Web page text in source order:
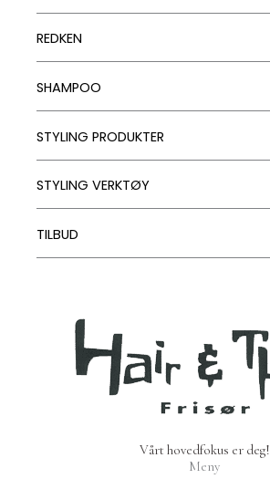
REDKEN
SHAMPOO
STYLING PRODUKTER
STYLING VERKTØY
TILBUD
Vårt hovedfokus er deg!
Meny